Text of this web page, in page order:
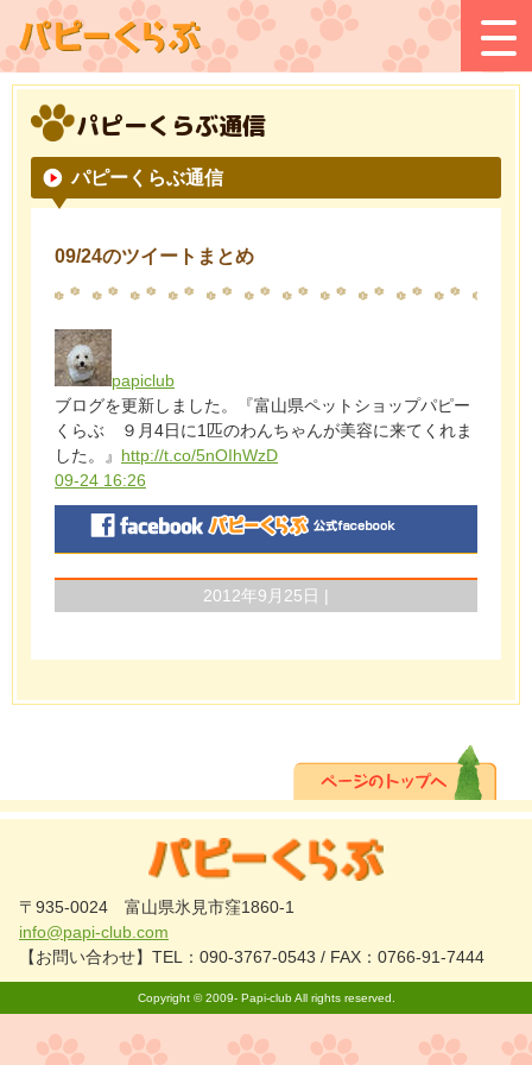
パピーくらぶ通信
パピーくらぶ通信
09/24のツイートまとめ
papiclub
ブログを更新しました。『富山県ペットショップパピー
くらぶ ９月4日に1匹のわんちゃんが美容に来てくれま
した。』 http://t.co/5nOIhWzD
09-24 16:26
2012年9月25日 |
〒935-0024 富山県氷見市窪1860-1
info@papi-club.com
【お問い合わせ】TEL：090-3767-0543 / FAX：0766-91-7444
Copyright © 2009- Papi-clubAll rights reserved.